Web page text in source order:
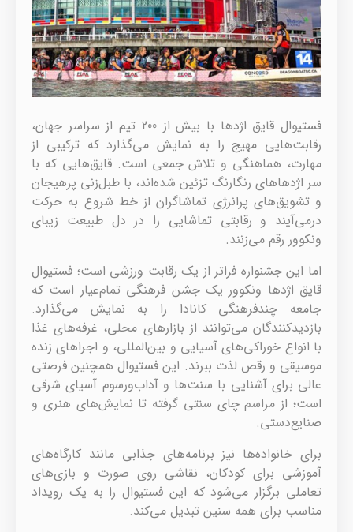
فستیوال قایق اژدها با بیش از 200 تیم از سراسر جهان،
رقابت‌هایی مهیج را به نمایش می‌گذارد که ترکیبی از
مهارت، هماهنگی و تلاش جمعی است. قایق‌هایی که با
سر اژدهاهای رنگارنگ تزئین شده‌اند، با طبل‌زنی پرهیجان
و تشویق‌های پرانرژی تماشاگران از خط شروع به حرکت
درمی‌آیند و رقابتی تماشایی را در دل طبیعت زیبای
ونکوور رقم می‌زنند.
اما این جشنواره فراتر از یک رقابت ورزشی است؛ فستیوال
قایق اژدها ونکوور یک جشن فرهنگی تمام‌عیار است که
جامعه چندفرهنگی کانادا را به نمایش می‌گذارد.
بازدیدکنندگان می‌توانند از بازارهای محلی، غرفه‌های غذا
با انواع خوراکی‌های آسیایی و بین‌المللی، و اجراهای زنده
موسیقی و رقص لذت ببرند. این فستیوال همچنین فرصتی
عالی برای آشنایی با سنت‌ها و آداب‌ورسوم آسیای شرقی
است؛ از مراسم چای سنتی گرفته تا نمایش‌های هنری و
صنایع‌دستی.
برای خانواده‌ها نیز برنامه‌های جذابی مانند کارگاه‌های
آموزشی برای کودکان، نقاشی روی صورت و بازی‌های
تعاملی برگزار می‌شود که این فستیوال را به یک رویداد
مناسب برای همه سنین تبدیل می‌کند.